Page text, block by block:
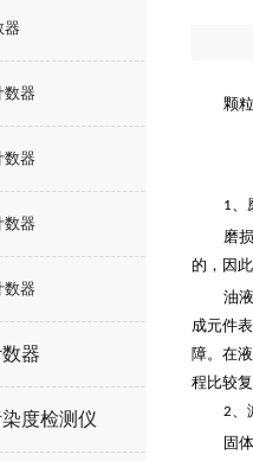
器
数器
数器
数器
数器
器
度检测仪
颗
1
磨
的，因
油
成元件
障。在
程比较
2
固